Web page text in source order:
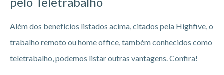
Além dos benefícios listados acima, citados pela Highfive, o
trabalho remoto ou home office, também conhecidos como
teletrabalho, podemos listar outras vantagens. Confira!